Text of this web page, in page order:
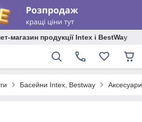
магазин продукції Intex і BestWay
Басейни Intex, Bestway